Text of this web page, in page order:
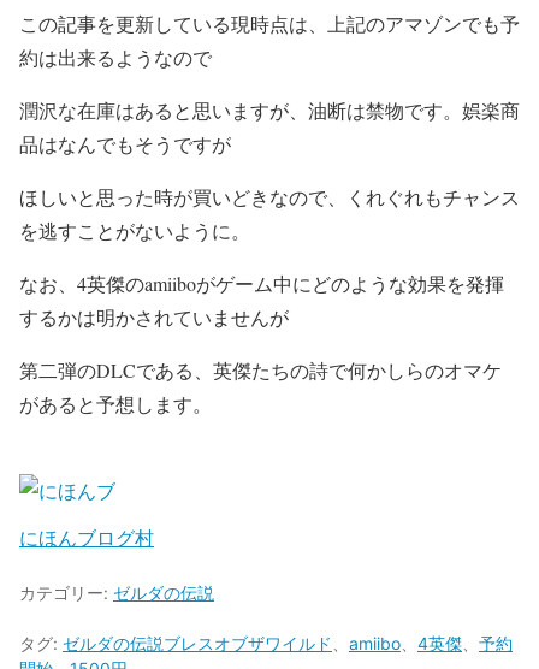
この記事を更新している現時点は、上記のアマゾンでも予
約は出来るようなので
潤沢な在庫はあると思いますが、油断は禁物です。娯楽商
品はなんでもそうですが
ほしいと思った時が買いどきなので、くれぐれもチャンス
を逃すことがないように。
なお、4英傑のamiiboがゲーム中にどのような効果を発揮
するかは明かされていませんが
第二弾のDLCである、英傑たちの詩で何かしらのオマケ
があると予想します。
にほんブログ村
カテゴリー: ゼルダの伝説
タグ: ゼルダの伝説ブレスオブザワイルド amiibo 4英傑
予約